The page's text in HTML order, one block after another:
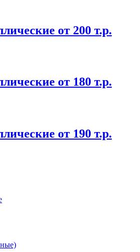
от 200 т.р.
от 180 т.р.
от 190 т.р.